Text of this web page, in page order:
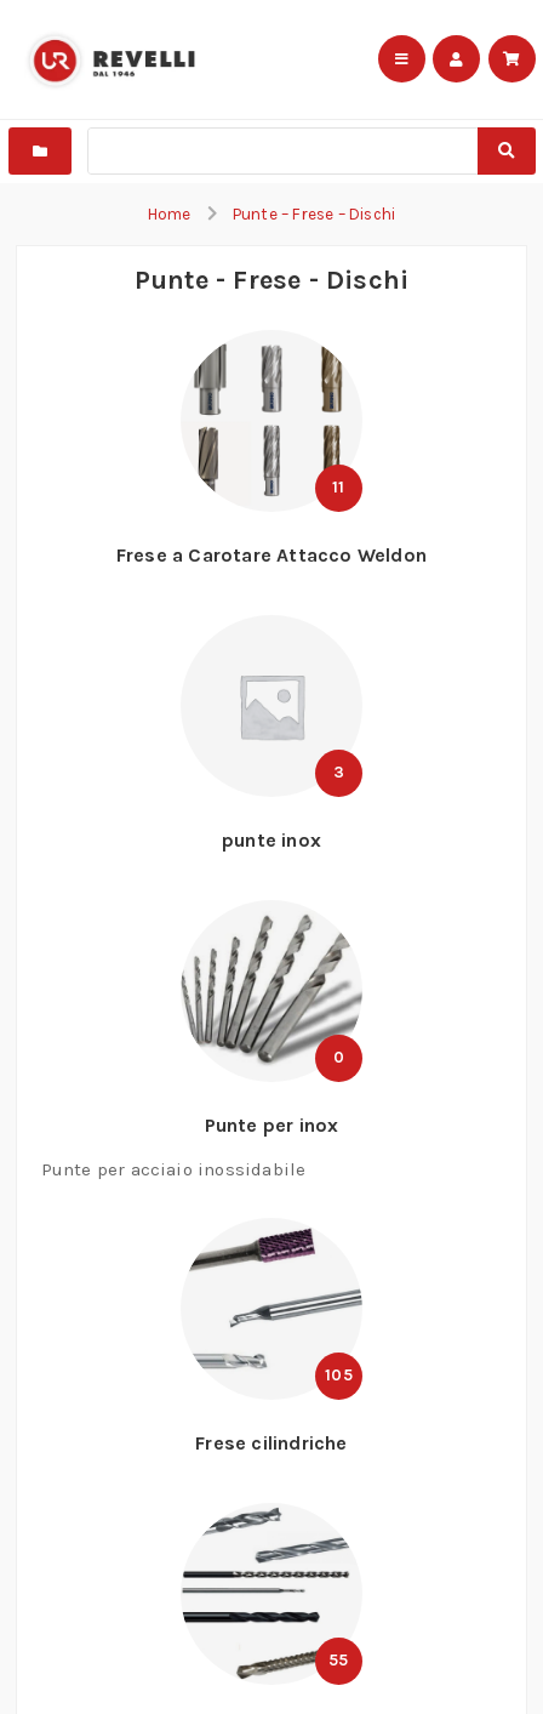
Home Punte – Frese – Dischi
Punte - Frese - Dischi
11
Frese a Carotare Attacco Weldon
3
punte inox
0
Punte per inox
Punte per acciaio inossidabile
105
Frese cilindriche
55